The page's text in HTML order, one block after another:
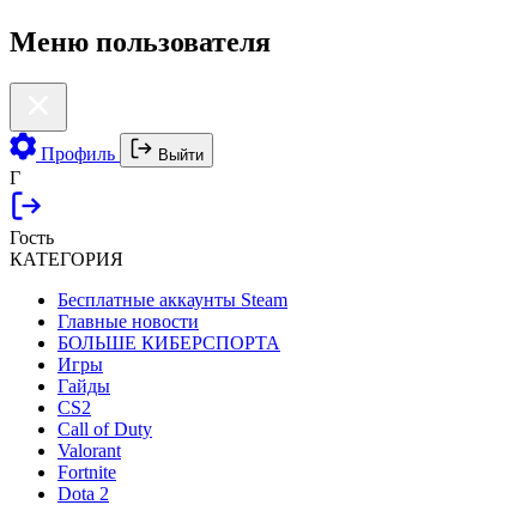
Меню пользователя
Профиль Выйти
Г
Гость
КАТЕГОРИЯ
Бесплатные аккаунты Steam
Главные новости
БОЛЬШЕ КИБЕРСПОРТА
Игры
Гайды
CS2
Call of Duty
Valorant
Fortnite
Dota 2